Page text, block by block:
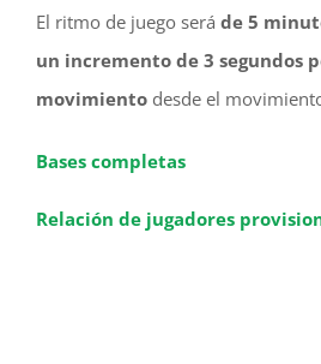
El ritmo de juego será de 5
un incremento de 3 segundos
movimiento desde el
Bases completas
Relación de jugadores